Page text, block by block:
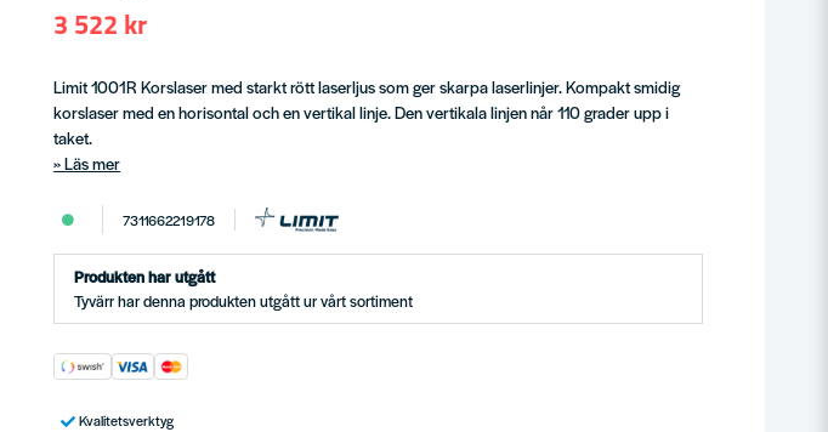
3 522 kr
Limit 1001R Korslaser med starkt rött laserljus som ger skarpa laserlinjer. Kompakt smidig
korslaser med en horisontal och en vertikal linje. Den vertikala linjen når 110 grader upp i
taket.
Läs mer
7311662219178
Produkten har utgått
Tyvärr har denna produkten utgått ur vårt sortiment
Kvalitetsverktyg